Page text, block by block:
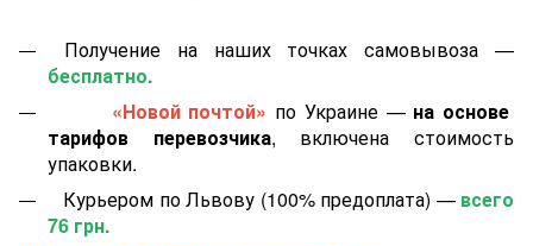
Получение на наших точках самовывоза —
бесплатно.
«Новой почтой» по Украине — на основе
тарифов перевозчика, включена стоимость
упаковки.
Курьером по Львову (100% предоплата) — всего
76 грн.